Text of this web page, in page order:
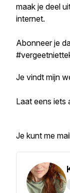
maak je deel
internet.
Abonneer je
Je vindt mijn
Laat eens iets
Je kunt me